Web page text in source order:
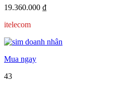
19.360.000 ₫
itelecom
Mua ngay
43